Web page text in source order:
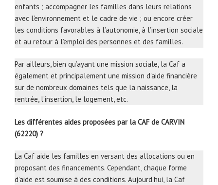
enfants ; accompagner les familles dans leurs relations
avec l’environnement et le cadre de vie ; ou encore créer
les conditions favorables à l’autonomie, à l’insertion sociale
et au retour à l’emploi des personnes et des familles.
Par ailleurs, bien qu’ayant une mission sociale, la Caf a
également et principalement une mission d’aide financière
sur de nombreux domaines tels que la naissance, la
rentrée, l’insertion, le logement, etc.
Les différentes aides proposées par la CAF de CARVIN
(62220) ?
La Caf aide les familles en versant des allocations ou en
proposant des financements. Cependant, chaque forme
d’aide est soumise à des conditions. Aujourd’hui, la Caf